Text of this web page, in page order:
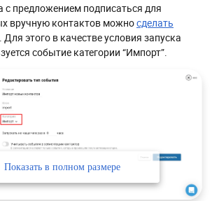
с предложением подписаться для
вручную контактов можносделать
. Для этого в качестве условия запуска
событие категории “Импорт”.